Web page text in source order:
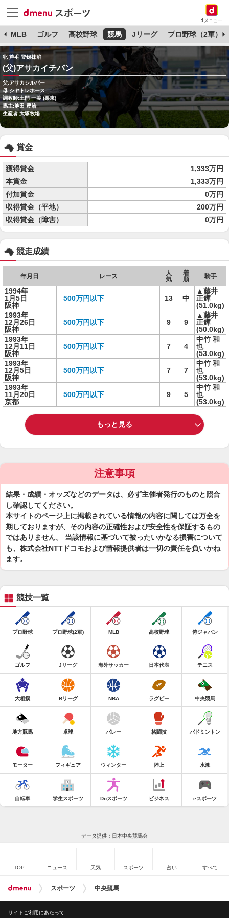
dメニュー
MLB ゴルフ 高校野球 競馬 Jリーグ プロ野球（2軍）
牝 芦毛 登録抹消
(父)アサカイチバン
父:アサカシルバー
母:シヤトレホース
調教師:土門 一美 (栗東)
馬主:池田 豊治
生産者:大塚牧場
賞金
獲得賞金
1,333万円
本賞金
1,333万円
付加賞金
0万円
収得賞金（平地）
200万円
収得賞金（障害）
0万円
競走成績
年月日 レース
人
気
着
順
騎手
1994年
1月5日
阪神
500万円以下 13 中
▲藤井
正輝
(51.0kg)
1993年
12月26日
阪神
500万円以下 9 9
▲藤井
正輝
(50.0kg)
1993年
12月11日
阪神
500万円以下 7 4
中竹 和
也
(53.0kg)
1993年
12月5日
阪神
500万円以下 7 7
中竹 和
也
(53.0kg)
1993年
11月20日
京都
500万円以下 9 5
中竹 和
也
(53.0kg)
もっと見る
注意事項
結果・成績・オッズなどのデータは、必ず主催者発行のものと照合
し確認してください。
本サイトのページ上に掲載されている情報の内容に関しては万全を
期しておりますが、その内容の正確性および安全性を保証するもの
ではありません。 当該情報に基づいて被ったいかなる損害について
も、株式会社NTTドコモおよび情報提供者は一切の責任を負いかね
ます。
競技一覧
プロ野球 プロ野球(2軍) MLB 高校野球 侍ジャパン
ゴルフ Jリーグ 海外サッカー 日本代表 テニス
大相撲 Bリーグ NBA ラグビー 中央競馬
地方競馬 卓球 バレー 格闘技 バドミントン
モーター フィギュア ウィンター 陸上 水泳
自転車 学生スポーツ Doスポーツ ビジネス eスポーツ
データ提供：日本中央競馬会
TOP ニュース 天気 スポーツ 占い すべて
スポーツ 中央競馬
サイトご利用にあたって